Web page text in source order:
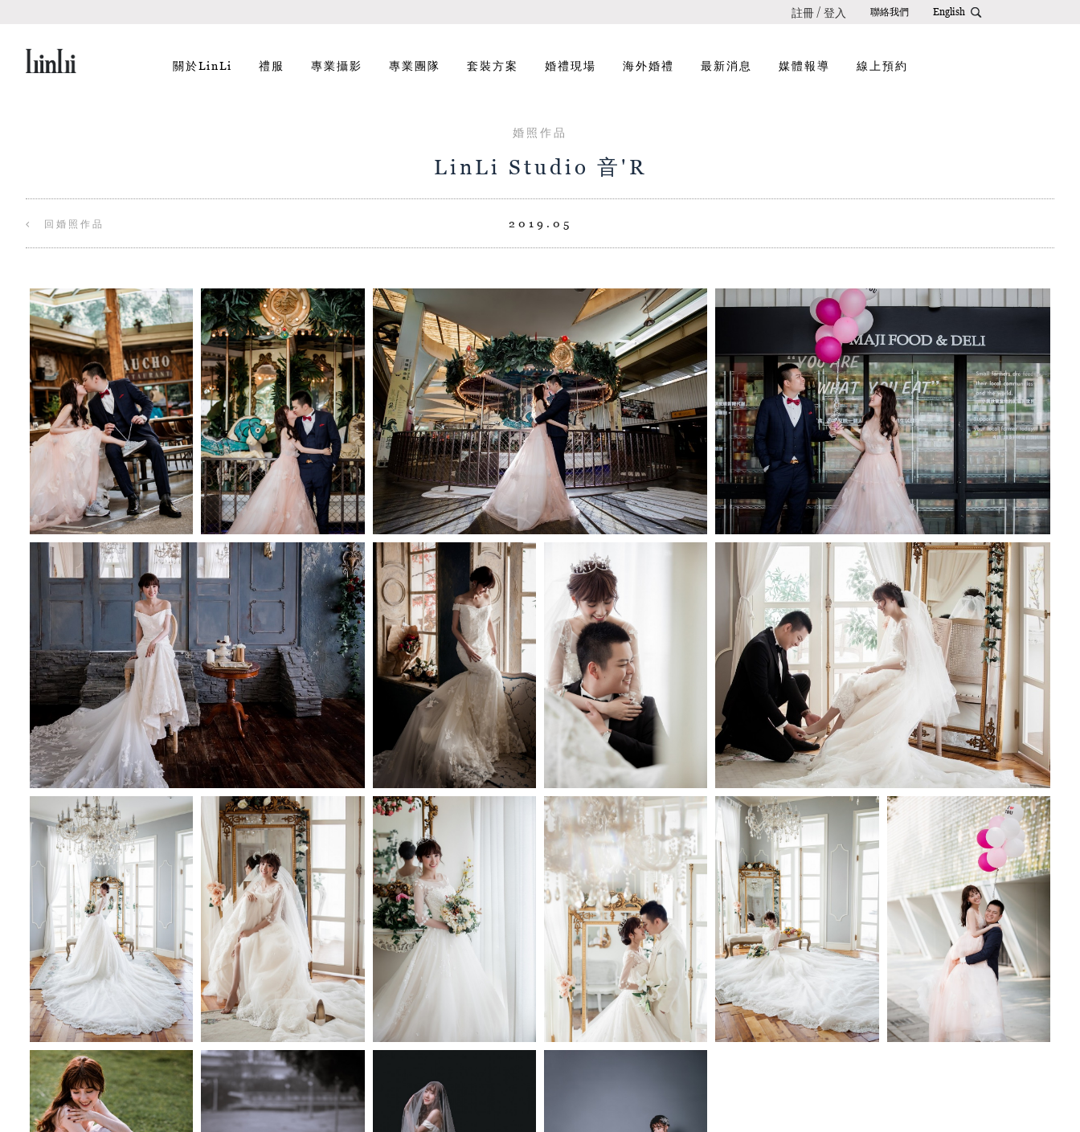
English
聯絡我們
註冊 / 登入
關於LinLi 禮服 專業攝影 專業團隊 套裝方案 婚禮現場 海外婚禮 最新消息 媒體報導 線上預約
婚照作品
LinLi Studio 音'R
回婚照作品 2019.05